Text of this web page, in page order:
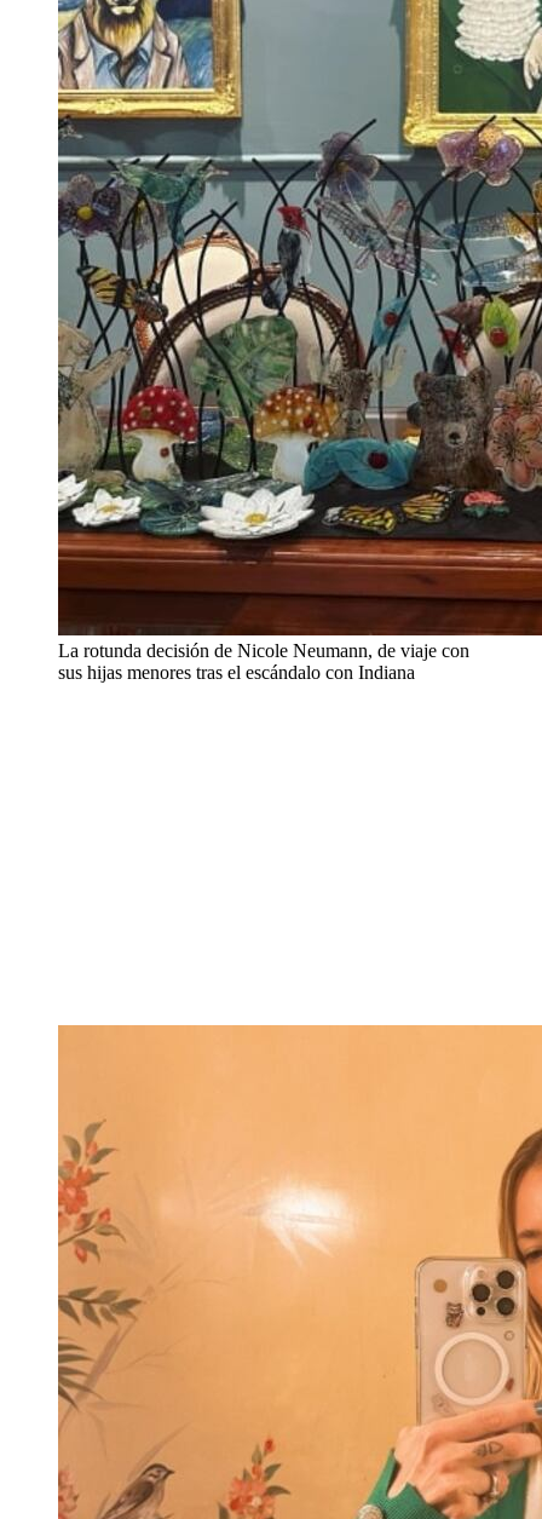
La rotunda decisión de Nicole Neumann, de viaje con
sus hijas menores tras el escándalo con Indiana